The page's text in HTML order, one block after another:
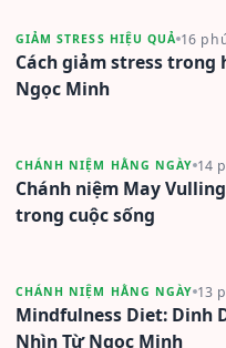
GIẢM STRESS HIỆU QUẢ 16
Cách giảm stress
Ngọc Minh
CHÁNH NIỆM HẰNG NGÀY 14
Chánh niệm May
trong cuộc sống
CHÁNH NIỆM HẰNG NGÀY 13
Mindfulness Diet: Dinh
Nhìn Từ Ngọc Minh